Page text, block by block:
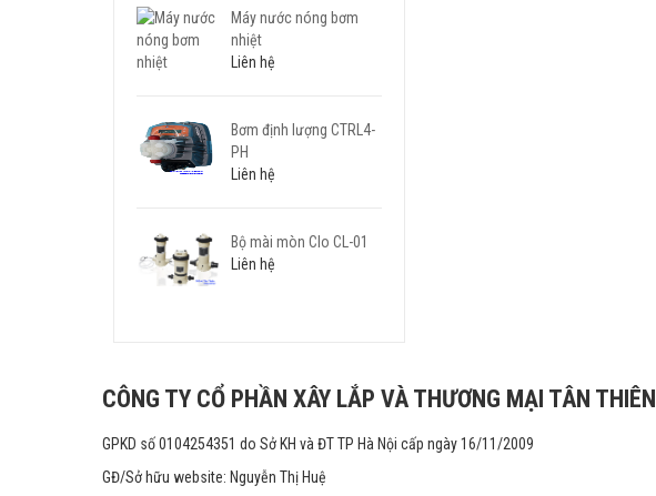
Máy nước nóng bơm
nhiệt
Liên hệ
Bơm định lượng CTRL4-
PH
Liên hệ
Bộ mài mòn Clo CL-01
Liên hệ
CÔNG TY CỔ PHẦN XÂY LẮP VÀ THƯƠNG MẠI TÂN THIÊN
GPKD số 0104254351 do Sở KH và ĐT TP Hà Nội cấp ngày 16/11/2009
GĐ/Sở hữu website: Nguyễn Thị Huệ